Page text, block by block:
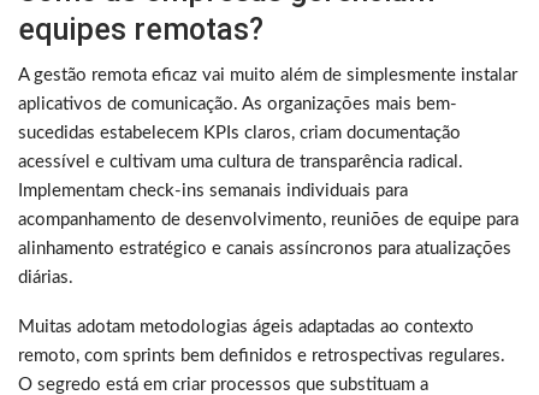
equipes remotas?
A gestão remota eficaz vai muito além de simplesmente instalar
aplicativos de comunicação. As organizações mais bem-
sucedidas estabelecem KPIs claros, criam documentação
acessível e cultivam uma cultura de transparência radical.
Implementam check-ins semanais individuais para
acompanhamento de desenvolvimento, reuniões de equipe para
alinhamento estratégico e canais assíncronos para atualizações
diárias.
Muitas adotam metodologias ágeis adaptadas ao contexto
remoto, com sprints bem definidos e retrospectivas regulares.
O segredo está em criar processos que substituam a